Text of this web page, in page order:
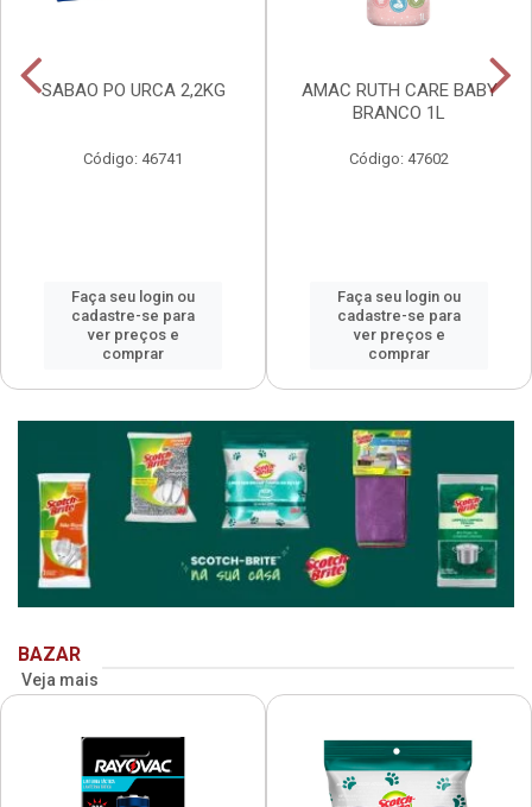
SABAO PO URCA 2,2KG
Código: 46741
Faça seu login ou
cadastre-se para
ver preços e
comprar
AMAC RUTH CARE BABY
BRANCO 1L
Código: 47602
Faça seu login ou
cadastre-se para
ver preços e
comprar
BAZAR
Veja mais